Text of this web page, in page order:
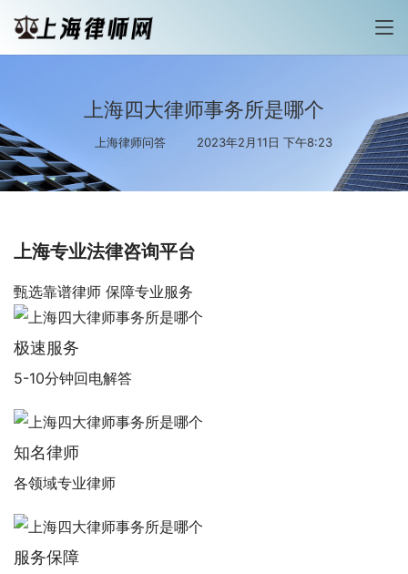
上海四大律师事务所是哪个
上海律师问答 2023年2月11日 下午8:23
上海专业法律咨询平台
甄选靠谱律师 保障专业服务
极速服务
5-10分钟回电解答
知名律师
各领域专业律师
服务保障